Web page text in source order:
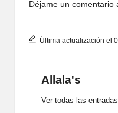
Déjame un comentario
Última actualización el
Allala's
Ver todas las entradas